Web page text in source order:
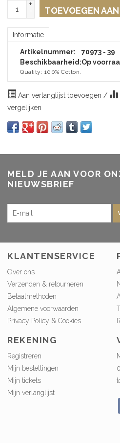
+
-
TOEVOEGEN
Informatie
Artikelnummer:
70973 - 39
Beschikbaarheid:Op
Quality: 100% Cotton.
Aan verlanglijst toevoegen /
vergelijken
MELD JE AAN VOOR
NIEUWSBRIEF
KLANTENSERVICE
Over ons
Verzenden & retourneren
Betaalmethoden
Algemene voorwaarden
Privacy Policy & Cookies
REKENING
Registreren
Mijn bestellingen
Mijn tickets
Mijn verlanglijst